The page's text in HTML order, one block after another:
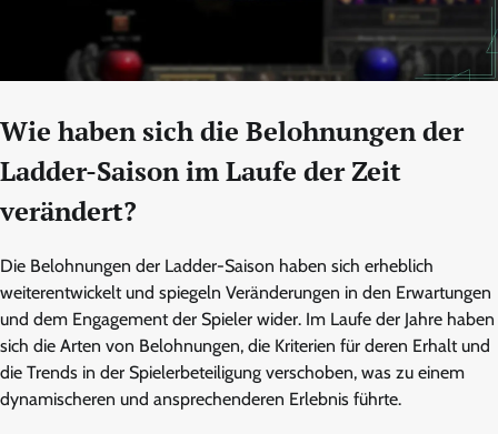
Wie haben sich die Belohnungen der
Ladder-Saison im Laufe der Zeit
verändert?
Die Belohnungen der Ladder-Saison haben sich erheblich
weiterentwickelt und spiegeln Veränderungen in den Erwartungen
und dem Engagement der Spieler wider. Im Laufe der Jahre haben
sich die Arten von Belohnungen, die Kriterien für deren Erhalt und
die Trends in der Spielerbeteiligung verschoben, was zu einem
dynamischeren und ansprechenderen Erlebnis führte.